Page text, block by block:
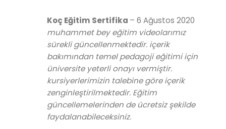
Koç Eğitim Sertifika – 6 Ağustos 2020
muhammet bey eğitim videolarımız
sürekli güncellenmektedir. içerik
bakımından temel pedagoji eğitimi için
üniversite yeterli onayı vermiştir.
kursiyerlerimizin talebine göre içerik
zenginleştirilmektedir. Eğitim
güncellemelerinden de ücretsiz şekilde
faydalanabileceksiniz.